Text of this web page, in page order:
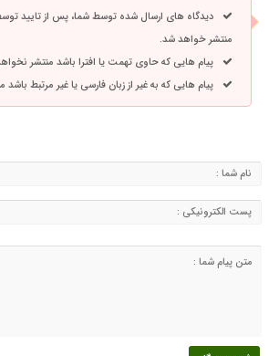
دیدگاه های ارسال شده توسط شما، پس از تایید
منتشر خواهد شد.
پیام هایی که حاوی تهمت یا افترا باشد منتشر
پیام هایی که به غیر از زبان فارسی یا غیر مرتبط